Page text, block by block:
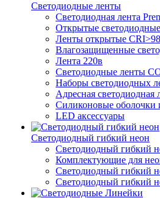
Светодиодные ленты
Светодиодная лента
Открытые
Ленты открытые
Влагозащищенные
Лента 220в
Светодиодные ленты
Наборы светодиодных
Адресная светодиодная
Силиконовые оболочки
LED аксессуары
Светодиодный гибкий неон
Светодиодный гибкий
Комплектующие для
Светодиодный гибкий
Светодиодный гибкий